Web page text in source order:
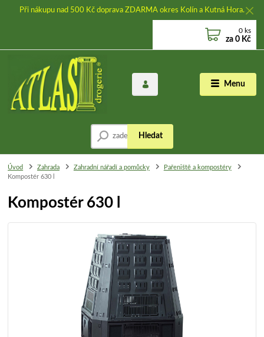
Při nákupu nad 500 Kč doprava ZDARMA okres Kolín a Kutná Hora.
Menu
Hledat
0 ks
za 0 Kč
Úvod Zahrada Zahradní nářadí a pomůcky
Pařeniště a kompostéry
Kompostér 630 l
Kompostér 630 l